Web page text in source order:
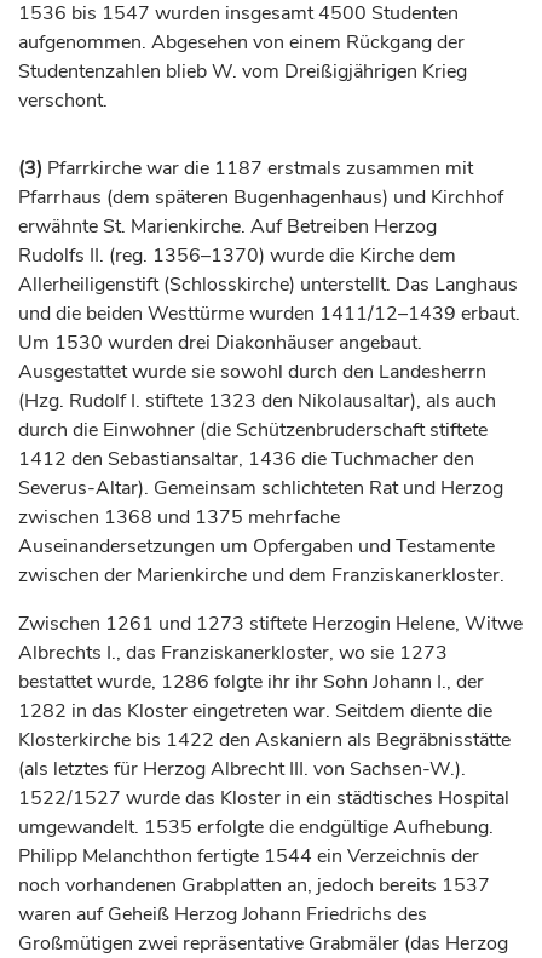
1536 bis 1547 wurden insgesamt 4500 Studenten
aufgenommen. Abgesehen von einem Rückgang der
Studentenzahlen blieb W. vom Dreißigjährigen Krieg
verschont.
(3) Pfarrkirche war die 1187 erstmals zusammen mit
Pfarrhaus (dem späteren Bugenhagenhaus) und Kirchhof
erwähnte St. Marienkirche. Auf Betreiben Herzog
Rudolfs II. (reg. 1356–1370) wurde die Kirche dem
Allerheiligenstift (Schlosskirche) unterstellt. Das Langhaus
und die beiden Westtürme wurden 1411/12–1439 erbaut.
Um 1530 wurden drei Diakonhäuser angebaut.
Ausgestattet wurde sie sowohl durch den Landesherrn
(Hzg. Rudolf I. stiftete 1323 den Nikolausaltar), als auch
durch die Einwohner (die Schützenbruderschaft stiftete
1412 den Sebastiansaltar, 1436 die Tuchmacher den
Severus-Altar). Gemeinsam schlichteten Rat und Herzog
zwischen 1368 und 1375 mehrfache
Auseinandersetzungen um Opfergaben und Testamente
zwischen der Marienkirche und dem Franziskanerkloster.
Zwischen 1261 und 1273 stiftete Herzogin Helene, Witwe
Albrechts I., das Franziskanerkloster, wo sie 1273
bestattet wurde, 1286 folgte ihr ihr Sohn Johann I., der
1282 in das Kloster eingetreten war. Seitdem diente die
Klosterkirche bis 1422 den Askaniern als Begräbnisstätte
(als letztes für HerzogAlbrecht III. von Sachsen-W.).
1522/1527 wurde das Kloster in ein städtisches Hospital
umgewandelt. 1535 erfolgte die endgültige Aufhebung.
Philipp Melanchthon fertigte 1544 ein Verzeichnis der
noch vorhandenen Grabplatten an, jedoch bereits 1537
waren auf Geheiß HerzogJohann Friedrichs des
Großmütigen zwei repräsentative Grabmäler (das Herzog